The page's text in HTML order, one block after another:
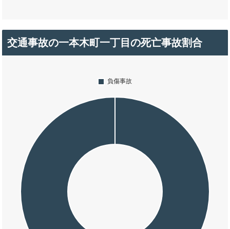
交通事故の一本木町一丁目の死亡事故割合